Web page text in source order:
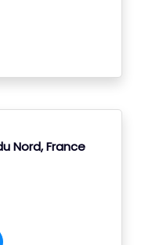
Nord, France